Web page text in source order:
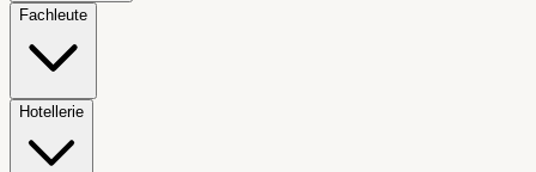
Fachleute
Hotellerie